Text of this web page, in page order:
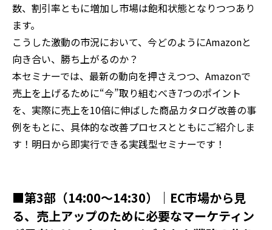
数、割引率ともに増加し市場は飽和状態となりつつあり
ます。
こうした激動の市況において、今どのようにAmazonと
向き合い、勝ち上がるのか？
本セミナーでは、最新の動向を押さえつつ、Amazonで
売上を上げるために“今”取り組むべき7つのポイント
を、実際に売上を10倍に伸ばした商品カタログ改善の事
例をもとに、具体的な改善プロセスとともにご紹介しま
す！明日から即実行できる実践型セミナーです！
■第3部（14:00～14:30）｜ EC市場から見
る、売上アップのために必要なマーケティン